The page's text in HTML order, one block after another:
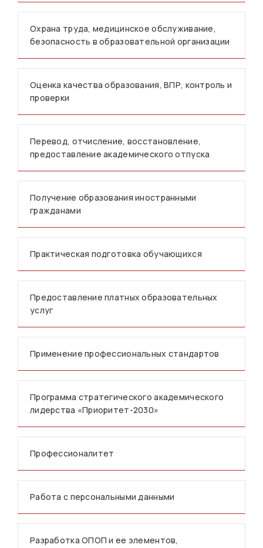
Охрана труда, медицинское обслуживание,
безопасность в образовательной организации
Оценка качества образования, ВПР, контроль и
проверки
Перевод, отчисление, восстановление,
предоставление академического отпуска
Получение образования иностранными
гражданами
Практическая подготовка обучающихся
Предоставление платных образовательных
услуг
Применение профессиональных стандартов
Программа стратегического академического
лидерства «Приоритет-2030»
Профессионалитет
Работа с персональными данными
Разработка ОПОП и ее элементов,